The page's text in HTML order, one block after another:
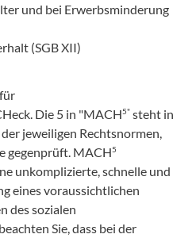
und bei Erwerbsminderung
(SGB XII)
Die 5 in "MACH5" steht in
jeweiligen Rechtsnormen,
gegenprüft. MACH5
unkomplizierte, schnelle und
eines voraussichtlichen
des sozialen
Sie, dass bei der